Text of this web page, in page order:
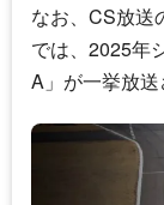
なお、CS放送
では、2025年
A」が一挙放送